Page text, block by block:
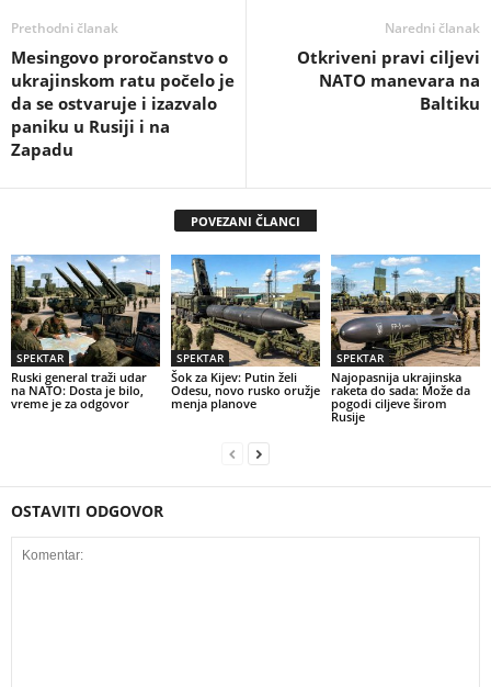
Prethodni članak
Mesingovo proročanstvo o
ukrajinskom ratu počelo je
da se ostvaruje i izazvalo
paniku u Rusiji i na
Zapadu
Naredni članak
Otkriveni pravi ciljevi
NATO manevara na
Baltiku
POVEZANI ČLANCI
SPEKTAR
Ruski general traži udar
na NATO: Dosta je bilo,
vreme je za odgovor
SPEKTAR
Šok za Kijev: Putin želi
Odesu, novo rusko oružje
menja planove
SPEKTAR
Najopasnija ukrajinska
raketa do sada: Može da
pogodi ciljeve širom
Rusije
OSTAVITI ODGOVOR